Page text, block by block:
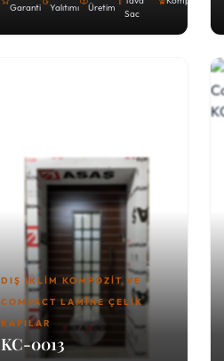
Garanti
Yalıtımı
Üretim
Sac
DIŞ İKLIM KOMPOZIT VE
COMPACT LAMINE ÇELIK
KAPILAR
KC-0013